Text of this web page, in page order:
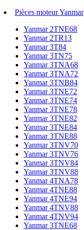
Pièces moteur Yanmar
Yanmar 2TNE68
Yanmar 2TR13
Yanmar 3T84
Yanmar 3TN75
Yanmar 3TNA68
Yanmar 3TNA72
Yanmar 3TNB84
Yanmar 3TNE72
Yanmar 3TNE74
Yanmar 3TNE78
Yanmar 3TNE82
Yanmar 3TNE84
Yanmar 3TNE88
Yanmar 3TNV70
Yanmar 3TNV76
Yanmar 3TNV84
Yanmar 3TNV88
Yanmar 4TNA78
Yanmar 4TNE88
Yanmar 4TNE94
Yanmar 4TNV88
Yanmar 4TNV94
Yanmar 3TNE68